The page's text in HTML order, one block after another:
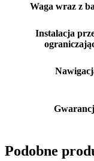
Waga wraz z
Instalacja
Podobne